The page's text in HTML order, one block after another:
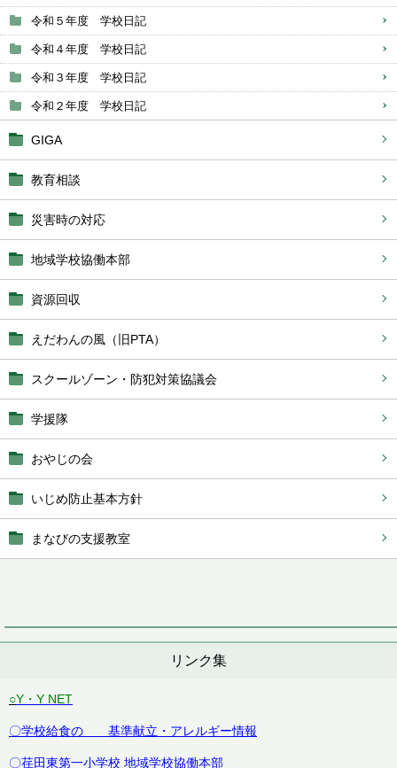
令和５年度 学校日記
令和４年度 学校日記
令和３年度 学校日記
令和２年度 学校日記
GIGA
教育相談
災害時の対応
地域学校協働本部
資源回収
えだわんの風（旧PTA）
スクールゾーン・防犯対策協議会
学援隊
おやじの会
いじめ防止基本方針
まなびの支援教室
リンク集
○Y・Y NET
〇学校給食の 基準献立・アレルギー情報
〇荏田東第一小学校 地域学校協働本部